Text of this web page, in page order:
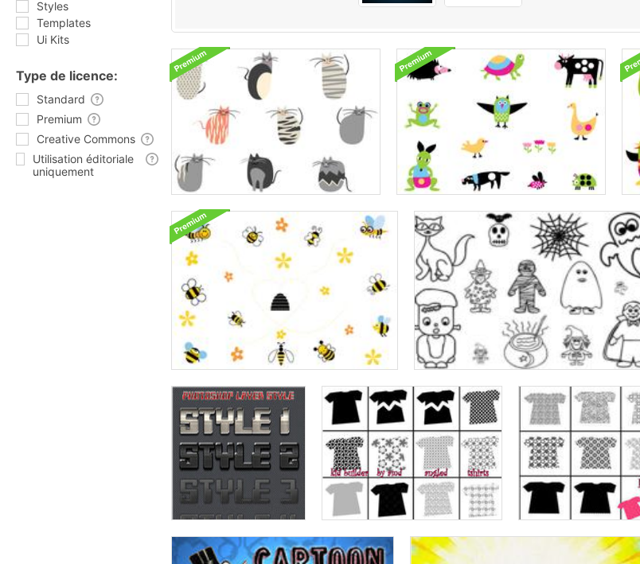
Styles
Templates
Ui Kits
Type de licence:
Standard
Premium
Creative Commons
Utilisation éditoriale
uniquement